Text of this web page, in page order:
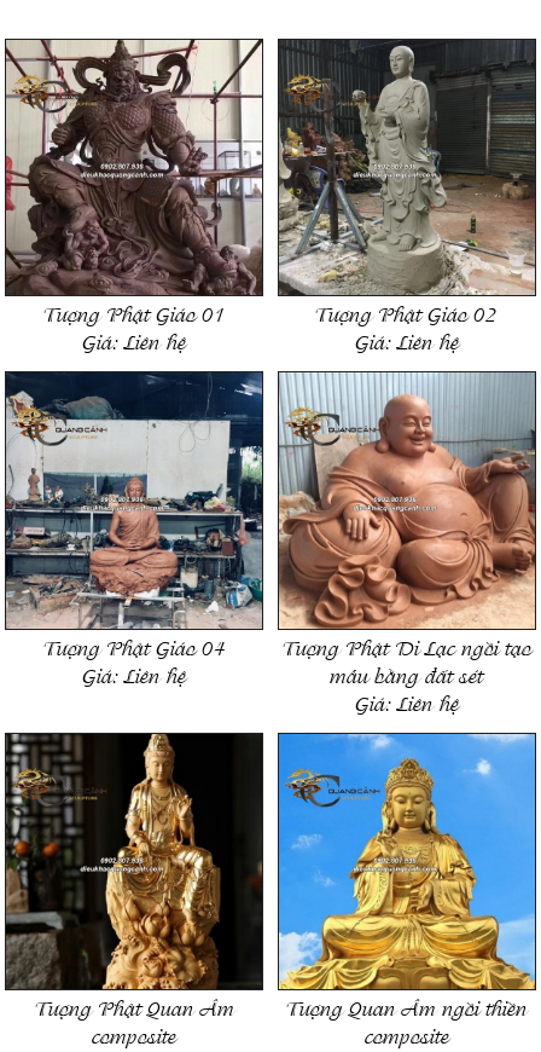
Tượng Phật Giáo 01
Giá:Liên hệ
Tượng Phật Giáo 02
Giá:Liên hệ
Tượng Phật Giáo 04
Giá:Liên hệ
Tượng Phật Di Lạc ngồi tạo
mẫu bằng đất sét
Giá:Liên hệ
Tượng Phật Quan Âm
composite
Tượng Quan Âm ngồi thiền
composite